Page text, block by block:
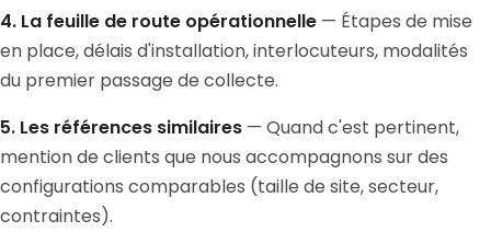
4. La feuille de route opérationnelle — Étapes de mise
en place, délais d'installation, interlocuteurs, modalités
du premier passage de collecte.
5. Les références similaires — Quand c'est pertinent,
mention de clients que nous accompagnons sur des
configurations comparables (taille de site, secteur,
contraintes).